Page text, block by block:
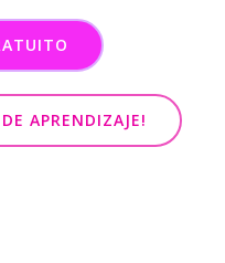
APRENDIZAJE!